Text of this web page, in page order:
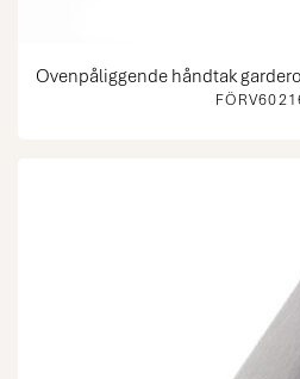
Ovenpåliggende håndtak